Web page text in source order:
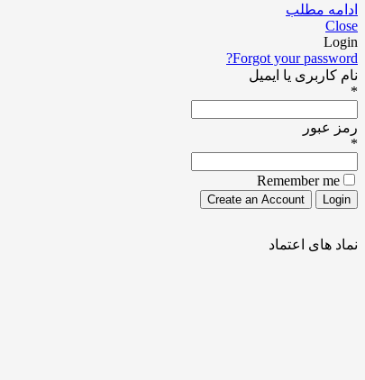
ادامه مطلب
Close
Login
Forgot your password?
نام کاربری یا ایمیل
*
رمز عبور
*
Remember me
نماد های اعتماد